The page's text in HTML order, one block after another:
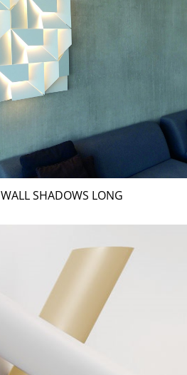
WALL SHADOWS LONG